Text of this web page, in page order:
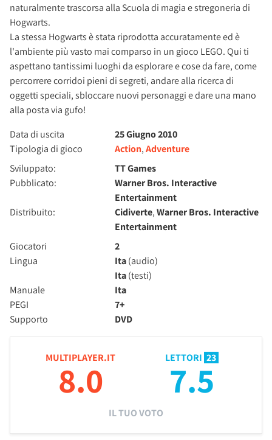
naturalmente trascorsa alla Scuola di magia e stregoneria di
Hogwarts.
La stessa Hogwarts è stata riprodotta accuratamente ed è
l'ambiente più vasto mai comparso in un gioco LEGO. Qui ti
aspettano tantissimi luoghi da esplorare e cose da fare, come
percorrere corridoi pieni di segreti, andare alla ricerca di
oggetti speciali, sbloccare nuovi personaggi e dare una mano
alla posta via gufo!
Data di uscita
25 Giugno 2010
Tipologia di gioco
Action,Adventure
Sviluppato:
TT Games
Pubblicato:
Warner Bros. Interactive
Entertainment
Distribuito:
Cidiverte,Warner Bros. Interactive
Entertainment
Giocatori
2
Lingua
Ita(audio)
Ita(testi)
Manuale
Ita
PEGI
7+
Supporto
DVD
MULTIPLAYER.IT
8.0
LETTORI 23
7.5
IL TUO VOTO